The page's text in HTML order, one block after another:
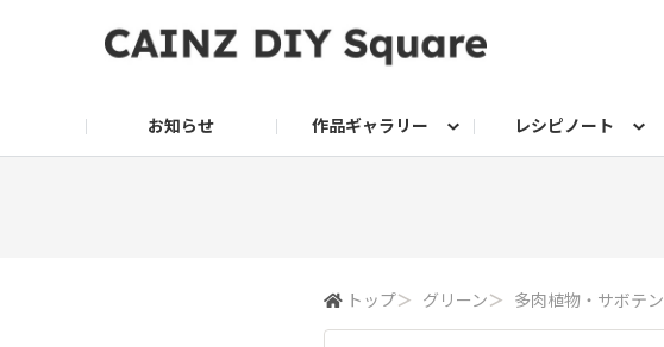
お知らせ 作品ギャラリー レシピノート
トップ＞ グリーン＞ 多肉植物・サボテン